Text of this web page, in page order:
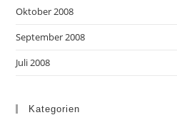
Oktober 2008
September 2008
Juli 2008
Kategorien